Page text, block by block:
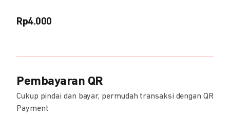
Rp4.000
Pembayaran QR
Cukup pindai dan bayar, permudah transaksi dengan QR
Payment